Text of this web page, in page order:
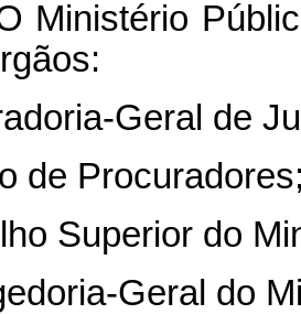
Ministério
Geral de
de
Superior do
Geral do